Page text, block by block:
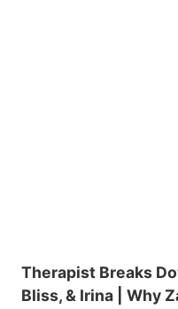
Therapist Breaks
Bliss, & Irina | Why